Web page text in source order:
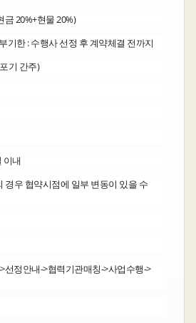
금 20%+현물 20%)
기한 : 수행사 선정 후 계약체결 전까지
기 간주)
이내
우 협약시점에 일부 변동이 있을 수
선정안내->협력기관매칭->사업수행->